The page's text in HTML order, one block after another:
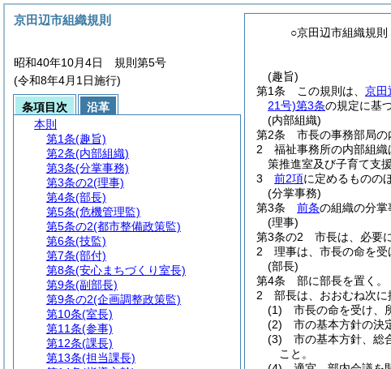
○京田辺市組織規則
(趣旨)
第1条
この規則は、 京田
21号)第3条の規定に基
(内部組織)
第2条
市長の事務部局の
2
福祉事務所の内部組織
策推進室及び子育て支
3
前2項に定めるものの
(分掌事務)
第3条
前条の組織の分掌
(理事)
第3条の2
市長は、必要
2
理事は、市長の命を受
(部長)
第4条
部に部長を置く。
2
部長は、おおむね次に
(1)
市長の命を受け、
(2)
市の基本方針の決
(3)
市の基本方針、総
こと。
京田辺市組織規則
昭和40年10月4日 規則第5号
(令和8年4月1日施行)
条項目次
沿革
本則
第1条(趣旨)
第2条(内部組織)
第3条(分掌事務)
第3条の2(理事)
第4条(部長)
第5条(危機管理監)
第5条の2(都市整備政策監)
第6条(技監)
第7条(部付)
第8条(安心まちづくり室長)
第9条(副部長)
第9条の2(企画調整政策監)
第10条(室長)
第11条(参事)
第12条(課長)
第13条(担当課長)